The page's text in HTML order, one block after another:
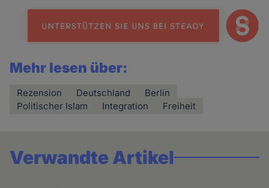
Mehr lesen über:
Rezension Deutschland
Berlin
Politischer Islam
Integration Freiheit
Verwandte Artikel